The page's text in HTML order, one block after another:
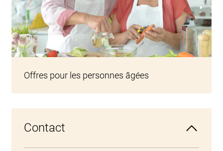
Offres pour les personnes âgées
Contact